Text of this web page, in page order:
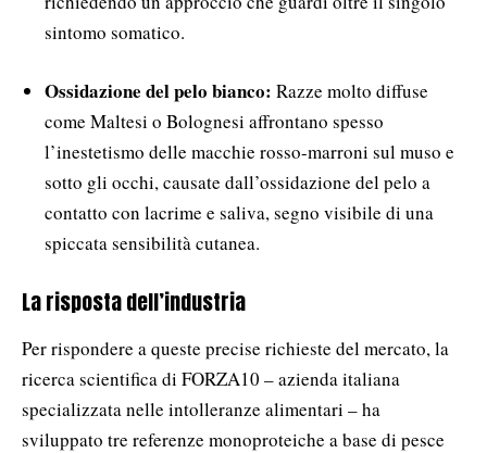
sintomo somatico.
Ossidazione del pelo bianco: Razze molto diffuse
come Maltesi o Bolognesi affrontano spesso
l’inestetismo delle macchie rosso-marroni sul muso e
sotto gli occhi, causate dall’ossidazione del pelo a
contatto con lacrime e saliva, segno visibile di una
spiccata sensibilità cutanea.
La risposta dell’industria
Per rispondere a queste precise richieste del mercato, la
ricerca scientifica di FORZA10 – azienda italiana
specializzata nelle intolleranze alimentari – ha
sviluppato tre referenze monoproteiche a base di pesce